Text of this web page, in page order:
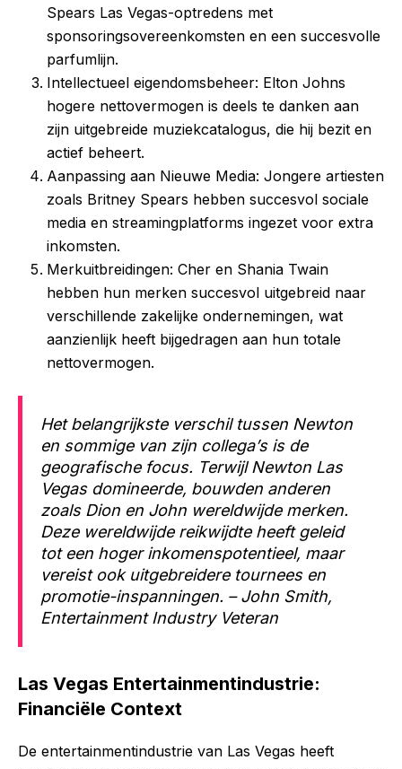
Spears Las Vegas-optredens met
sponsoringsovereenkomsten en een succesvolle
parfumlijn.
Intellectueel eigendomsbeheer: Elton Johns
hogere nettovermogen is deels te danken aan
zijn uitgebreide muziekcatalogus, die hij bezit en
actief beheert.
Aanpassing aan Nieuwe Media: Jongere artiesten
zoals Britney Spears hebben succesvol sociale
media en streamingplatforms ingezet voor extra
inkomsten.
Merkuitbreidingen: Cher en Shania Twain
hebben hun merken succesvol uitgebreid naar
verschillende zakelijke ondernemingen, wat
aanzienlijk heeft bijgedragen aan hun totale
nettovermogen.
Het belangrijkste verschil tussen Newton
en sommige van zijn collega’s is de
geografische focus. Terwijl Newton Las
Vegas domineerde, bouwden anderen
zoals Dion en John wereldwijde merken.
Deze wereldwijde reikwijdte heeft geleid
tot een hoger inkomenspotentieel, maar
vereist ook uitgebreidere tournees en
promotie-inspanningen. – John Smith,
Entertainment Industry Veteran
Las Vegas Entertainmentindustrie:
Financiële Context
De entertainmentindustrie van Las Vegas heeft